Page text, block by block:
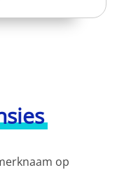
op